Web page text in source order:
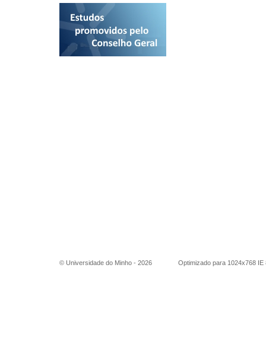
© Universidade do Minho - 2026 Optimizado para 1024x768 IE